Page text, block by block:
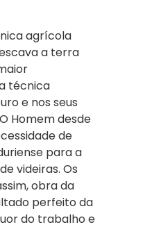
agrícola
a terra
técnica
e nos seus
Homem desde
de
para a
videiras. Os
obra da
perfeito da
do trabalho e